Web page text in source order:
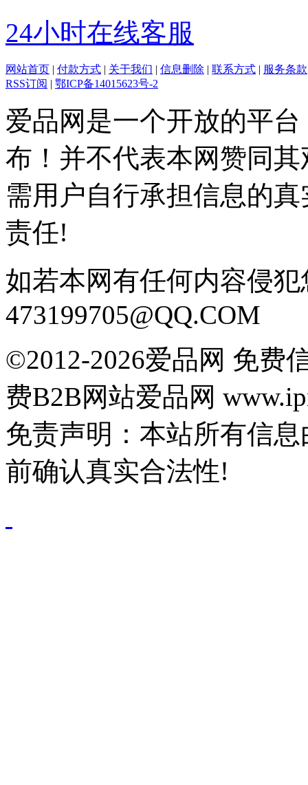
24小时在线客服
网站首页 | 付款方式 | 关于我们 | 信息删除 | 联系方式 | 服务条款
RSS订阅 | 鄂ICP备14015623号-2
爱品网是一个开放的平
布！并不代表本网赞同
需用户自行承担信息的
责任!
如若本网有任何内容侵
473199705@QQ.COM
©2012-2026爱品网 免费
费B2B网站爱品网
免责声明：本站所有信
前确认真实合法性!